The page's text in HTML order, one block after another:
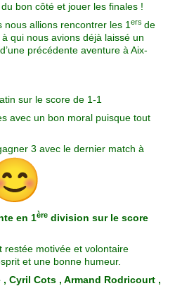
bon côté et jouer les finales !
allions rencontrer les 1 ers de
, à qui nous avions déjà laissé un
précédente aventure à Aix-
sur le score de 1-1
avec un bon moral puisque tout
3 avec le dernier match à
en 1ère division sur le score
restée motivée et volontaire
et une bonne humeur.
, Cyril Cots , Armand Rodricourt ,